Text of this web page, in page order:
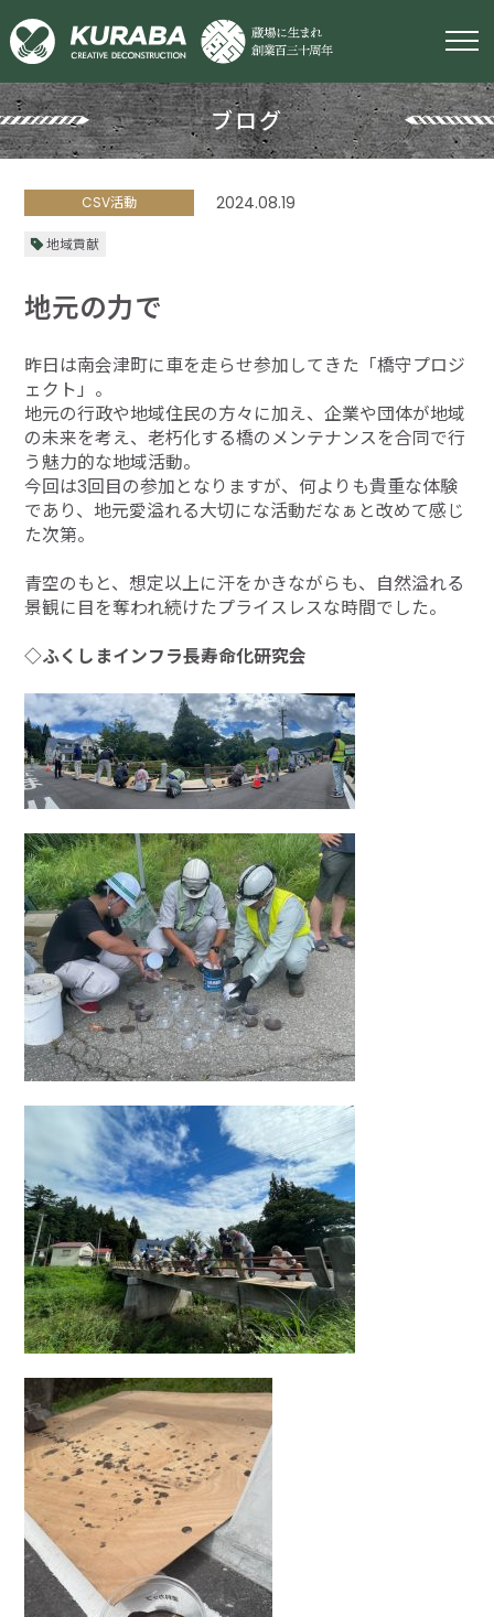
ブログ
CSV活動 2024.08.19
地域貢献
地元の力で
昨日は南会津町に車を走らせ参加してきた「橋守プロジ
ェクト」。
地元の行政や地域住民の方々に加え、企業や団体が地域
の未来を考え、老朽化する橋のメンテナンスを合同で行
う魅力的な地域活動。
今回は3回目の参加となりますが、何よりも貴重な体験
であり、地元愛溢れる大切にな活動だなぁと改めて感じ
た次第。
青空のもと、想定以上に汗をかきながらも、自然溢れる
景観に目を奪われ続けたプライスレスな時間でした。
◇ふくしまインフラ長寿命化研究会